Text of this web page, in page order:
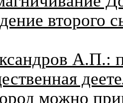
второго
А.П.:
можно